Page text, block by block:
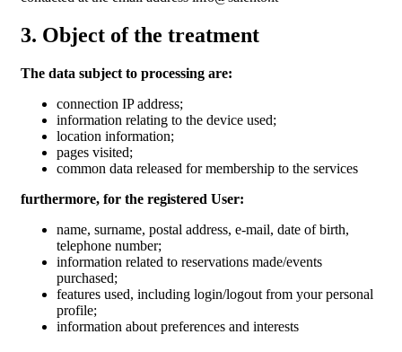
3. Object of the treatment
The data subject to processing are:
connection IP address;
information relating to the device used;
location information;
pages visited;
common data released for membership to the services
furthermore, for the registered User:
name, surname, postal address, e-mail, date of birth,
telephone number;
information related to reservations made/events
purchased;
features used, including login/logout from your personal
profile;
information about preferences and interests